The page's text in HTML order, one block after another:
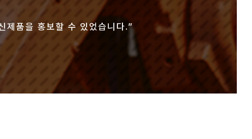
제품을 홍보할 수 있었습니다.”
러지는 성과를 얻고 있습니다.”
교류가 활발하여 매우 만족했습니다.”
움이 될 것 같습니다.”
았습니다.”
인 전시회였습니다.”